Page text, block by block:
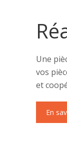
Une
vos
et
En